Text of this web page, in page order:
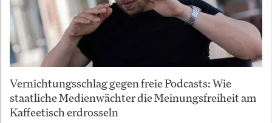
Vernichtungsschlag gegen freie Podcasts: Wie
staatliche Medienwächter die Meinungsfreiheit am
Kaffeetisch erdrosseln